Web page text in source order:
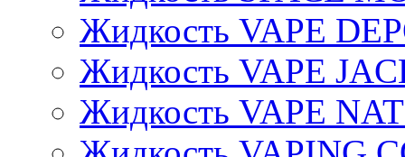
Жидкость VAPE
Жидкость VAPE
Жидкость VAPE